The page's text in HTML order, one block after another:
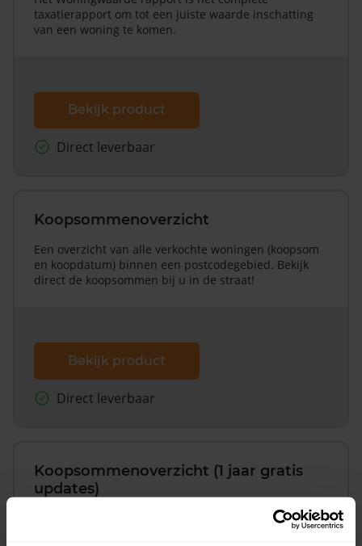
taxatierapport om tot een juiste waarde inschatting
van een woning te komen.
Bekijk product
Direct leverbaar
Koopsommenoverzicht
Een overzicht van alle verkochte woningen (koopsom
en koopdatum) binnen een postcodegebied. Bekijk
direct de koopsommen bij u in de straat!
Bekijk product
Direct leverbaar
Koopsommenoverzicht (1 jaar gratis
updates)